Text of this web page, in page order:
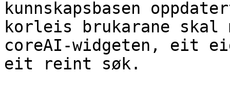
kunnskapsbasen
korleis brukarane skal
coreAI-widgeten, eit
eit reint søk.